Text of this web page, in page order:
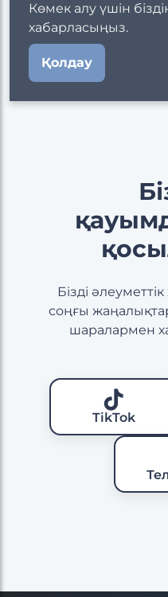
Көмек алу үшін
хабарласыңыз.
Қолдау
Бізді
соңғы
шаралармен
TikTok